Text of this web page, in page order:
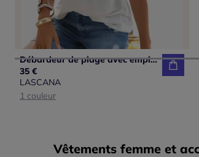
Débardeur de plage avec empiècement crochet et col V
35 €
LASCANA
1 couleur
Vêtements femme et